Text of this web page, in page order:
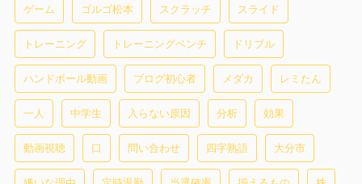
ゲーム ゴルゴ松本 スクラッチ スライド
トレーニング トレーニングベンチ ドリブル
ハンドボール動画 ブログ初心者 メダカ レミたん
一人 中学生 入らない原因 分析 効果
動画視聴 口 問い合わせ 四字熟語 大分市